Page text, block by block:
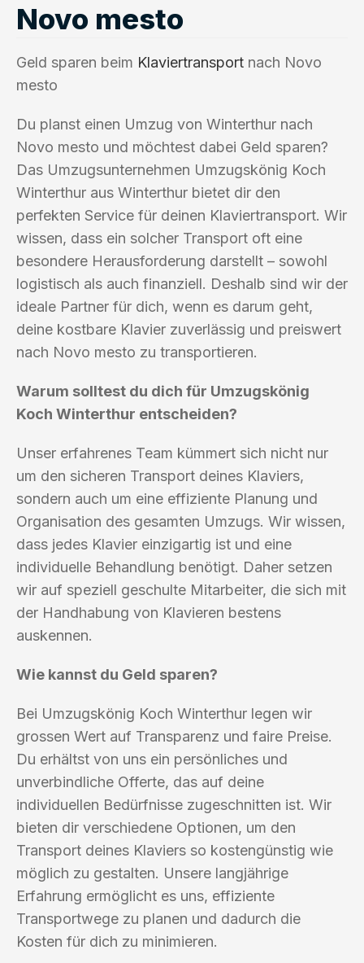
Novo mesto
Geld sparen beim Klaviertransport nach Novo
mesto
Du planst einen Umzug von Winterthur nach
Novo mesto und möchtest dabei Geld sparen?
Das Umzugsunternehmen Umzugskönig Koch
Winterthur aus Winterthur bietet dir den
perfekten Service für deinen Klaviertransport. Wir
wissen, dass ein solcher Transport oft eine
besondere Herausforderung darstellt – sowohl
logistisch als auch finanziell. Deshalb sind wir der
ideale Partner für dich, wenn es darum geht,
deine kostbare Klavier zuverlässig und preiswert
nach Novo mesto zu transportieren.
Warum solltest du dich für Umzugskönig
Koch Winterthur entscheiden?
Unser erfahrenes Team kümmert sich nicht nur
um den sicheren Transport deines Klaviers,
sondern auch um eine effiziente Planung und
Organisation des gesamten Umzugs. Wir wissen,
dass jedes Klavier einzigartig ist und eine
individuelle Behandlung benötigt. Daher setzen
wir auf speziell geschulte Mitarbeiter, die sich mit
der Handhabung von Klavieren bestens
auskennen.
Wie kannst du Geld sparen?
Bei Umzugskönig Koch Winterthur legen wir
grossen Wert auf Transparenz und faire Preise.
Du erhältst von uns ein persönliches und
unverbindliche Offerte, das auf deine
individuellen Bedürfnisse zugeschnitten ist. Wir
bieten dir verschiedene Optionen, um den
Transport deines Klaviers so kostengünstig wie
möglich zu gestalten. Unsere langjährige
Erfahrung ermöglicht es uns, effiziente
Transportwege zu planen und dadurch die
Kosten für dich zu minimieren.